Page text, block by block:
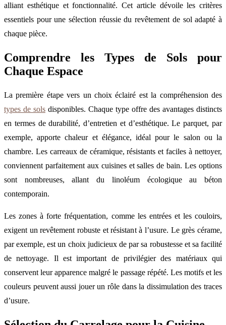
alliant esthétique et fonctionnalité. Cet article dévoile les critères
essentiels pour une sélection réussie du revêtement de sol adapté à
chaque pièce.
Comprendre les Types de Sols pour
Chaque Espace
La première étape vers un choix éclairé est la compréhension des
types de sols disponibles. Chaque type offre des avantages distincts
en termes de durabilité, d’entretien et d’esthétique. Le parquet, par
exemple, apporte chaleur et élégance, idéal pour le salon ou la
chambre. Les carreaux de céramique, résistants et faciles à nettoyer,
conviennent parfaitement aux cuisines et salles de bain. Les options
sont nombreuses, allant du linoléum écologique au béton
contemporain.
Les zones à forte fréquentation, comme les entrées et les couloirs,
exigent un revêtement robuste et résistant à l’usure. Le grès cérame,
par exemple, est un choix judicieux de par sa robustesse et sa facilité
de nettoyage. Il est important de privilégier des matériaux qui
conservent leur apparence malgré le passage répété. Les motifs et les
couleurs peuvent aussi jouer un rôle dans la dissimulation des traces
d’usure.